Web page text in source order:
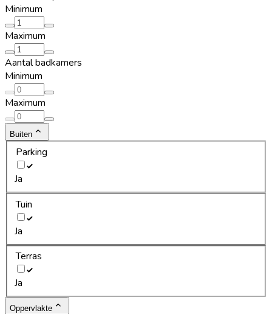
Minimum
Maximum
Aantal badkamers
Minimum
Maximum
Buiten
Parking
Ja
Tuin
Ja
Terras
Ja
Oppervlakte